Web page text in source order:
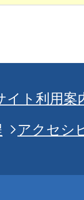
イト利用案
アクセシ